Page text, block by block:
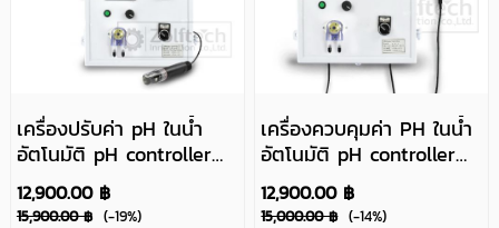
เครื่องปรับค่า pH ในน้ำ
อัตโนมัติ pH controller
รุ่น MIK-PH1800
12,900.00 ฿
15,900.00 ฿ (-19%)
เครื่องควบคุมค่า PH ในน้ำ
อัตโนมัติ pH controller
รุ่น MIK-PH1800 จ่าย
กรด-ด่างอัตโนมัติ
12,900.00 ฿
15,000.00 ฿ (-14%)